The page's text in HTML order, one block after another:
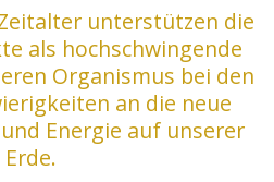
unterstützen die
als hochschwingende
Organismus bei den
an die neue
Energie auf unserer
Erde.